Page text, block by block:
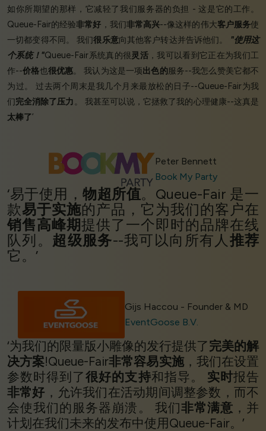
如你所期望的那样，它减轻了我们服务器的负担 - 这是它的工作。
Queue-Fair的经验非常好 ，我们非常高兴--像这样的伟大客户服务使
一切都变得不同。 我们很乐意向其他客户转达并告诉他们。 "使用这
个系统！"Queue-Fair系统真的很灵活 ，我可以看到它正在为我们工
作--价格也很优惠。 我认为这是一项出色的服务--我怎么赞美它都不
为过。 过去两个周末是我几个月来最放松的日子--Queue-Fair为我
们完全消除了压力。 我甚至可以说，它拯救了我的心理健康--这真是
太棒了’
Peter Bennett
Book My Party
‘易于使用，物超所值。Queue-Fair 是一
款易于实施的产品，它为我们的客户在
销售高峰期提供了一个即时的品牌在线
队列。 超级服务--我可以向所有人 推荐
它。’
Gijs Haccou - Founder & MD
EventGoose B.V.
‘为我们的限量版小雕像的发行提供了完美的解
决方案!Queue-Fair非常容易实施，我们在设置
参数时得到了很好的支持和指导。 实时报告
非常好 ，允许我们在活动期间调整参数，而不
会使我们的服务器崩溃。 我们非常满意 ，并
计划在我们未来的发布中使用Queue-Fair。’